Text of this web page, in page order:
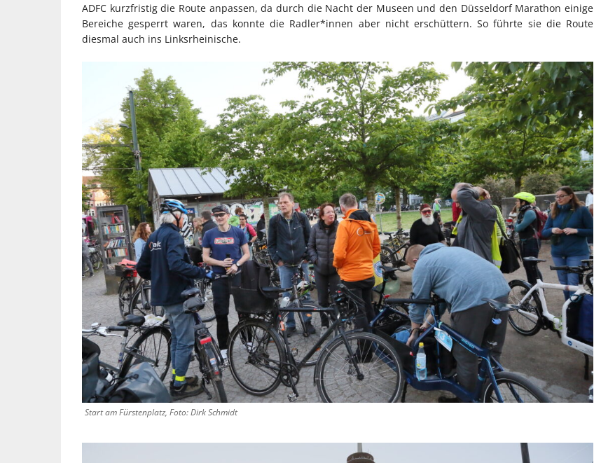
ADFC kurzfristig die Route anpassen, da durch die Nacht der Museen und den Düsseldorf Marathon einige
Bereiche gesperrt waren, das konnte die Radler*innen aber nicht erschüttern. So führte sie die Route
diesmal auch ins Linksrheinische.
Start am Fürstenplatz, Foto: Dirk Schmidt